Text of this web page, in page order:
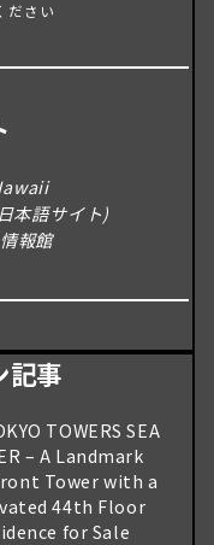
ださい
本語サイト)
報館
記事
TOWERS SEA
– A Landmark
Tower with a
44th Floor
for Sale